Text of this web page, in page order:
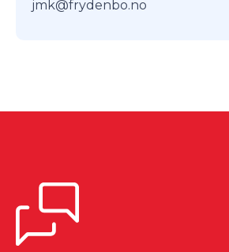
jmk@frydenbo.no